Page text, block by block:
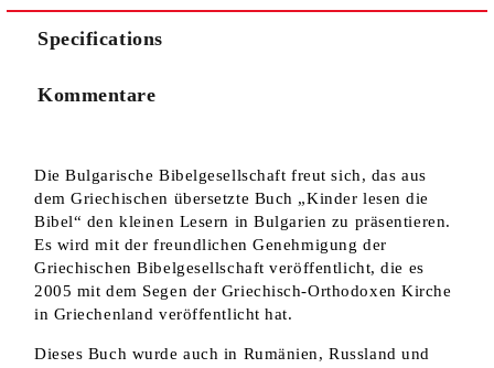
We will contact you to finalize the order
Specifications
Kommentare
Die Bulgarische Bibelgesellschaft freut sich, das aus
dem Griechischen übersetzte Buch „Kinder lesen die
Bibel“ den kleinen Lesern in Bulgarien zu präsentieren.
Es wird mit der freundlichen Genehmigung der
Griechischen Bibelgesellschaft veröffentlicht, die es
2005 mit dem Segen der Griechisch-Orthodoxen Kirche
in Griechenland veröffentlicht hat.
Dieses Buch wurde auch in Rumänien, Russland und